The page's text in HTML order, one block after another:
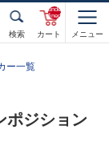
検索 カート
unde
fined
メニュー
ー一覧
ポジション